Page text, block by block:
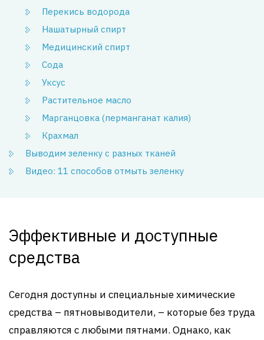
Перекись водорода
Нашатырный спирт
Медицинский спирт
Сода
Уксус
Растительное масло
Марганцовка (перманганат калия)
Крахмал
Выводим зеленку с разных тканей
Видео: 11 способов отмыть зеленку
Эффективные и доступные
средства
Сегодня доступны и специальные химические
средства – пятновыводители, – которые без труда
справляются с любыми пятнами. Однако, как